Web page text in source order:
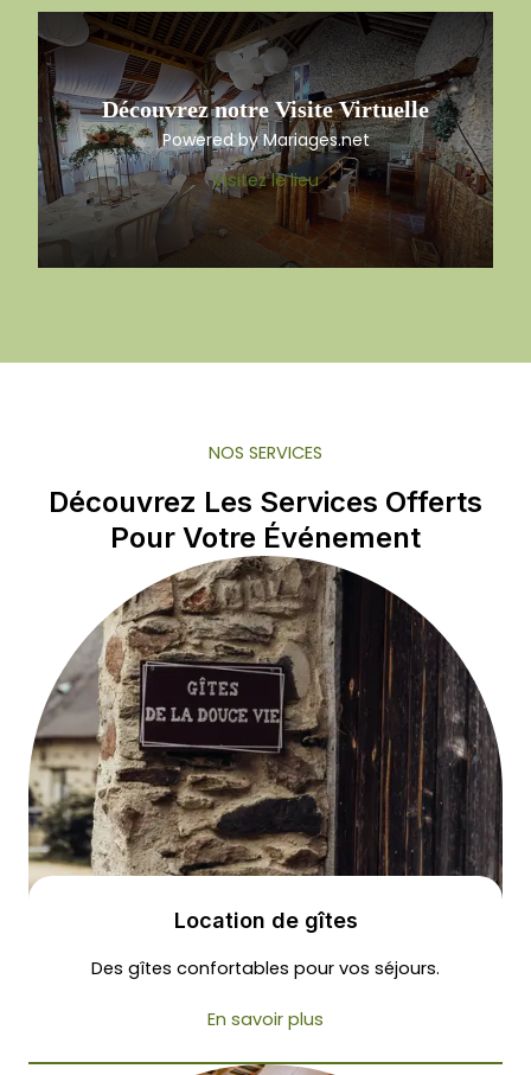
Découvrez notre Visite Virtuelle
Powered by Mariages.net
Visitez le lieu
NOS SERVICES
Découvrez Les Services Offerts
Pour Votre Événement
Location de gîtes
Des gîtes confortables pour vos séjours.
En savoir plus